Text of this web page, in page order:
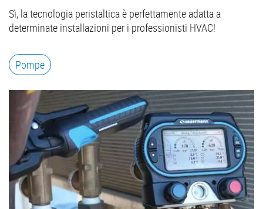
Sì, la tecnologia peristaltica è perfettamente adatta a
determinate installazioni per i professionisti HVAC!
Pompe